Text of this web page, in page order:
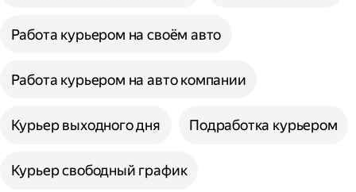
Работа курьером на своём авто
Работа курьером на авто компании
Курьер выходного дня Подработка курьером
Курьер свободный график